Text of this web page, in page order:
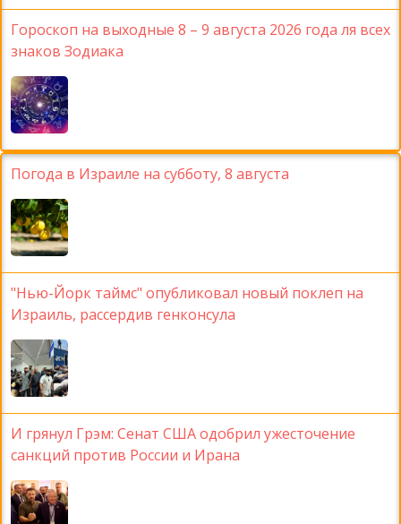
Гороскоп на выходные 8 – 9 августа 2026 года ля всех
знаков Зодиака
Погода в Израиле на субботу, 8 августа
"Нью-Йорк таймс" опубликовал новый поклеп на
Израиль, рассердив генконсула
И грянул Грэм: Сенат США одобрил ужесточение
санкций против России и Ирана